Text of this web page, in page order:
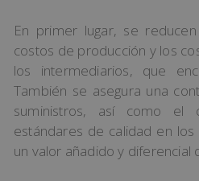
En primer lugar, se
costos de producción y los
los intermediarios, que
También se asegura una
suministros, así como el
estándares de calidad en
un valor añadido y diferencial